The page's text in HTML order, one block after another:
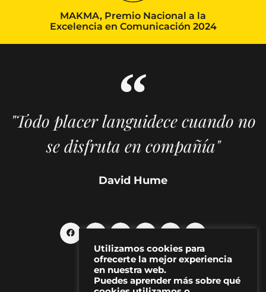
MAKMA, Premio Nacional a la
Excelencia en Comunicación 2024
"Todo placer languidece cuando no
se disfruta en compañía"
David Hume
Utilizamos cookies para
ofrecerte la mejor experiencia
en nuestra web.
Puedes aprender más sobre qué